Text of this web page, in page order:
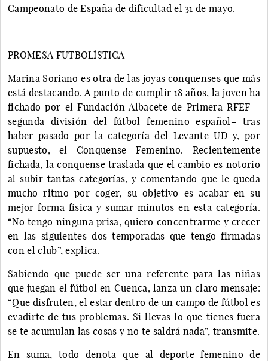
Campeonato de España de dificultad el 31 de mayo.
PROMESA FUTBOLÍSTICA
Marina Soriano es otra de las joyas conquenses que más
está destacando. A punto de cumplir 18 años, la joven ha
fichado por el Fundación Albacete de Primera RFEF –
segunda división del fútbol femenino español– tras
haber pasado por la categoría del Levante UD y, por
supuesto, el Conquense Femenino. Recientemente
fichada, la conquense traslada que el cambio es notorio
al subir tantas categorías, y comentando que le queda
mucho ritmo por coger, su objetivo es acabar en su
mejor forma física y sumar minutos en esta categoría.
“No tengo ninguna prisa, quiero concentrarme y crecer
en las siguientes dos temporadas que tengo firmadas
con el club”, explica.
Sabiendo que puede ser una referente para las niñas
que juegan el fútbol en Cuenca, lanza un claro mensaje:
“Que disfruten, el estar dentro de un campo de fútbol es
evadirte de tus problemas. Si llevas lo que tienes fuera
se te acumulan las cosas y no te saldrá nada”, transmite.
En suma, todo denota que al deporte femenino de